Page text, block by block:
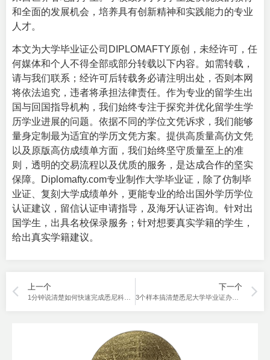
和全面的发展机会，培养具有创新精神和实践能力的专业
人才。
本文为大学毕业证公司DIPLOMAFTY原创，未经许可，任
何媒体和个人不得全部或部分转载以下内容。如需转载，
请与我们联系；经许可后转载务必请注明出处，否则本网
将依法追究，违者将承担法律责任。作为专业的留学生出
国与回国指导机构，我们始终专注于探究并优化留学生学
历学业进展的问题。依据不同的学位文凭诉求，我们能够
量身定制最为适宜的学历文凭方案。提供高质量高仿文凭
以及原版高仿成绩单方面，我们始终坚守质量至上的准
则，透明的交易流程以及优质的服务，是达成合作的坚实
保障。Diplomafty.com专业制作大学毕业证 ，除了仿制毕
业证、复刻大学成绩单外，更能专业的给出国外学历学位
认证建议，留信认证申请指导，及海牙认证咨询。针对出
国学生，出具名校保录服务；针对想要真实学籍的学生，
给出真实学籍建议。
上一个 下一个
3个样本搞清楚悉尼大学毕业证办理的渠道